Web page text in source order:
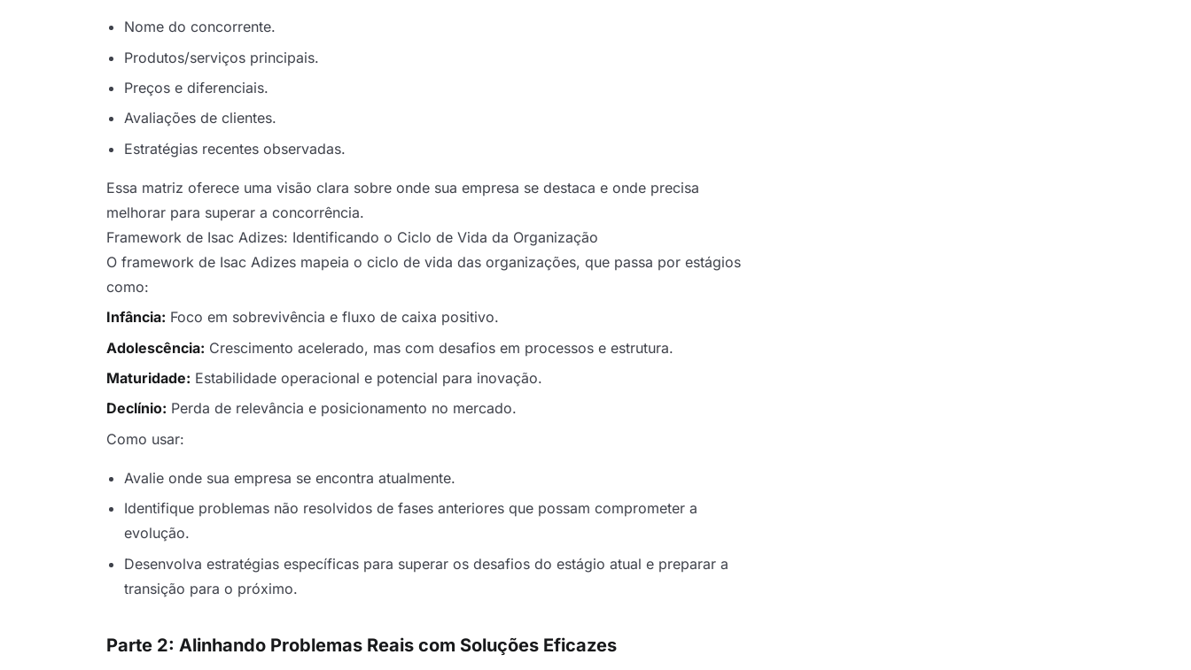
Nome do concorrente.
Produtos/serviços principais.
Preços e diferenciais.
Avaliações de clientes.
Estratégias recentes observadas.
Essa matriz oferece uma visão clara sobre onde sua empresa se destaca e onde precisa
melhorar para superar a concorrência.
Framework de Isac Adizes: Identificando o Ciclo de Vida da Organização
O framework de Isac Adizes mapeia o ciclo de vida das organizações, que passa por estágios
como:
Infância: Foco em sobrevivência e fluxo de caixa positivo.
Adolescência: Crescimento acelerado, mas com desafios em processos e estrutura.
Maturidade: Estabilidade operacional e potencial para inovação.
Declínio: Perda de relevância e posicionamento no mercado.
Como usar:
Avalie onde sua empresa se encontra atualmente.
Identifique problemas não resolvidos de fases anteriores que possam comprometer a
evolução.
Desenvolva estratégias específicas para superar os desafios do estágio atual e preparar a
transição para o próximo.
Parte 2: Alinhando Problemas Reais com Soluções Eficazes